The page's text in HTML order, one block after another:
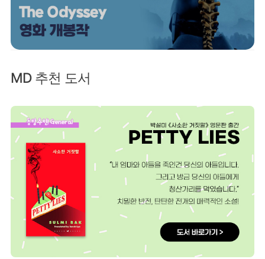
MD 추천 도서